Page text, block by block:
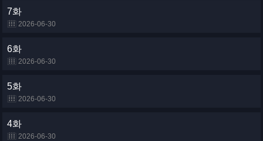
7화
2026-06-30
6화
2026-06-30
5화
2026-06-30
4화
2026-06-30